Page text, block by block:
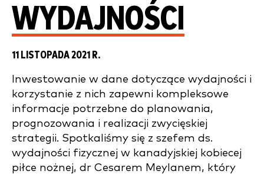
WYDAJNOŚCI
11 LISTOPADA 2021 R.
Inwestowanie w dane dotyczące wydajności i
korzystanie z nich zapewni kompleksowe
informacje potrzebne do planowania,
prognozowania i realizacji zwycięskiej
strategii. Spotkaliśmy się z szefem ds.
wydajności fizycznej w kanadyjskiej kobiecej
piłce nożnej, dr Cesarem Meylanem, który